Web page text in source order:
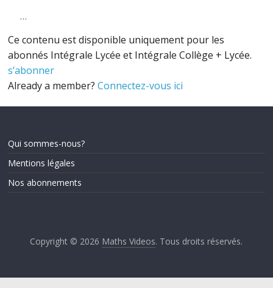
…
Ce contenu est disponible uniquement pour les
abonnés Intégrale Lycée et Intégrale Collège + Lycée.
s’abonner
Already a member?Connectez-vous ici
Qui sommes-nous?
Mentions légales
Nos abonnements
Copyright © 2026 Maths Videos. Tous droits réservés.